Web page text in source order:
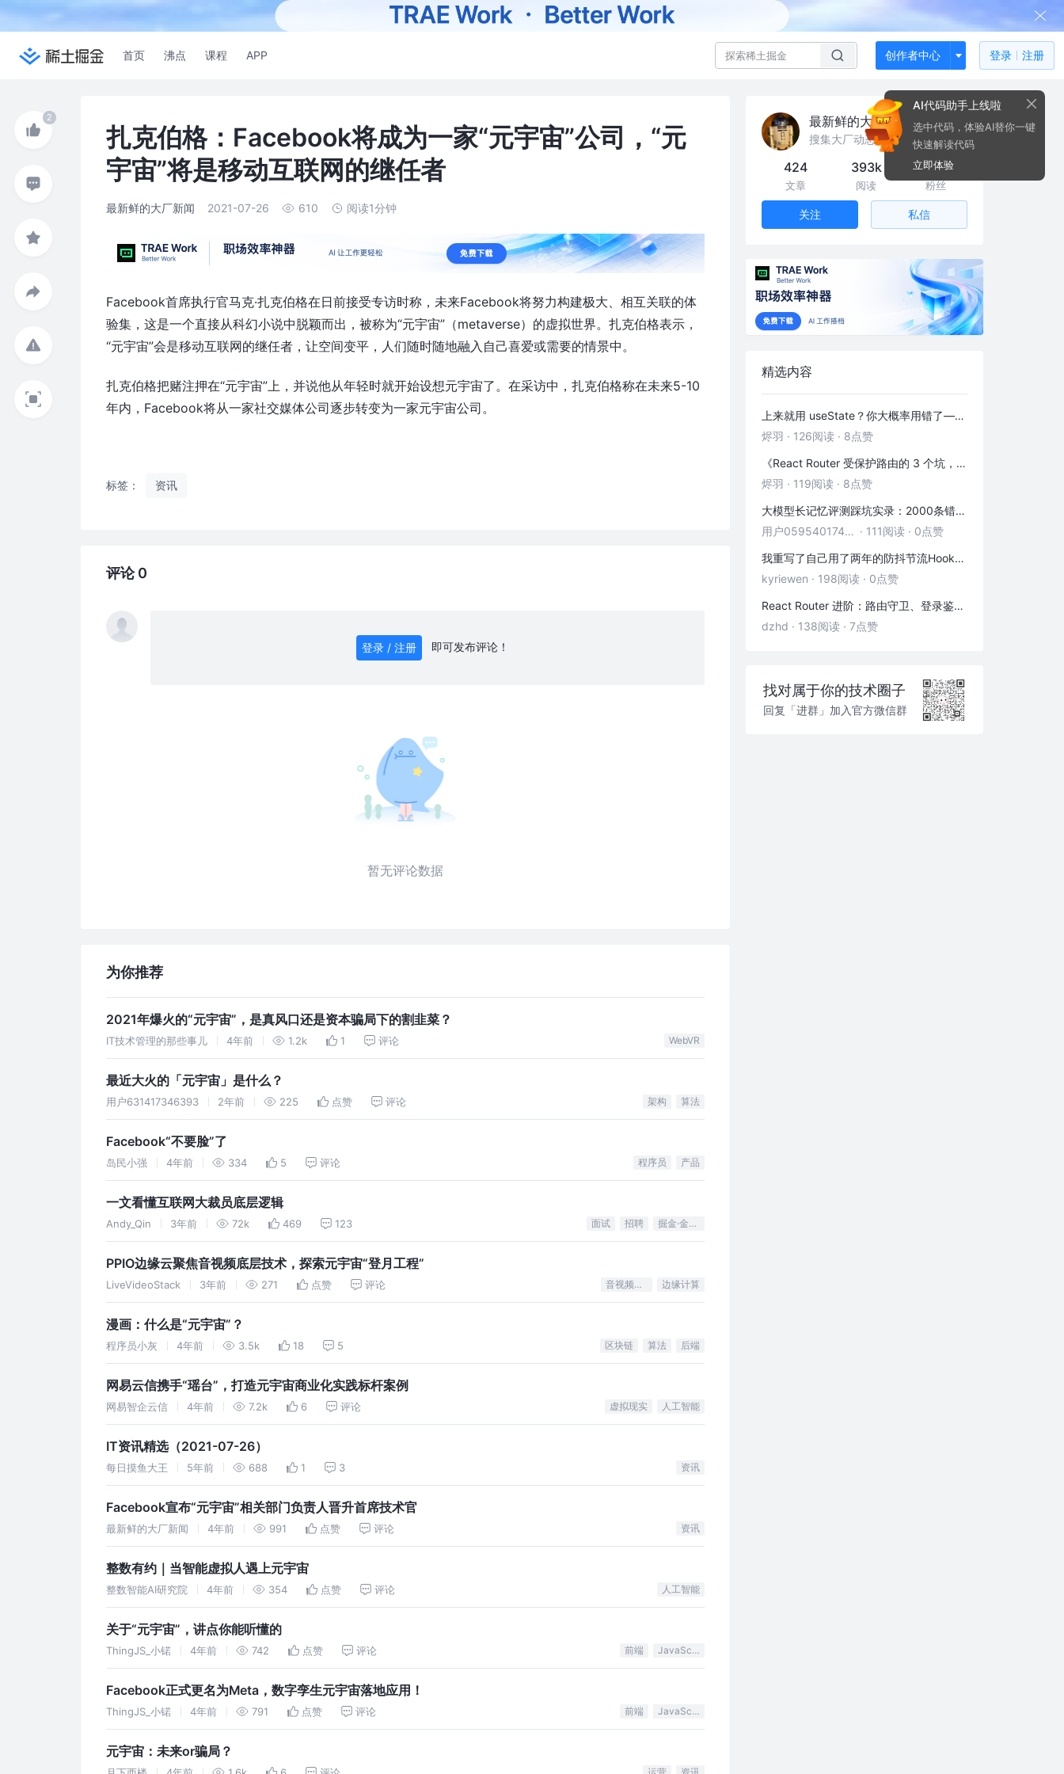
首页 沸点 课程 APP 创作者中心 登录 注册
扎克伯格：Facebook将成为一家“元宇宙”公司，“元
宇宙”将是移动互联网的继任者
最新鲜的大厂新闻 2021-07-26 610 阅读1分钟
Facebook首席执行官马克·扎克伯格在日前接受专访时称，未来Facebook将努力构建极大、相互关联的体
验集，这是一个直接从科幻小说中脱颖而出，被称为“元宇宙”（metaverse）的虚拟世界。扎克伯格表示，
“元宇宙”会是移动互联网的继任者，让空间变平，人们随时随地融入自己喜爱或需要的情景中。
扎克伯格把赌注押在“元宇宙”上，并说他从年轻时就开始设想元宇宙了。在采访中，扎克伯格称在未来5-10
年内，Facebook将从一家社交媒体公司逐步转变为一家元宇宙公司。
标签： 资讯
评论 0
登录 / 注册 即可发布评论！
暂无评论数据
最新鲜的大厂新闻
搜集大厂动态、八卦，求关注/点赞 @机器人
424
文章
393k
阅读
94
粉丝
关注 私信
精选内容
上来就用 useState？你大概率用错了——useRef 的三种正确打开方式
烬羽 · 126阅读 · 8点赞
《React Router 受保护路由的 3 个坑，第 2 个 90% 的人都踩过》
烬羽 · 119阅读 · 8点赞
大模型长记忆评测踩坑实录：2000条错位记忆，让我排查了整整3小时
用户05954017446 · 111阅读 · 0点赞
我重写了自己用了两年的防抖节流Hook——发现里面藏着3个隐藏bug
kyriewen · 198阅读 · 0点赞
React Router 进阶：路由守卫、登录鉴权与状态传递
dzhd · 138阅读 · 7点赞
找对属于你的技术圈子
回复「进群」加入官方微信群
为你推荐
2021年爆火的“元宇宙”，是真风口还是资本骗局下的割韭菜？
IT技术管理的那些事儿 4年前 1.2k 1 评论 WebVR
最近大火的「元宇宙」是什么？
用户631417346393 2年前 225 点赞 评论 架构 算法
Facebook“不要脸”了
岛民小强 4年前 334 5 评论 程序员 产品
一文看懂互联网大裁员底层逻辑
Andy_Qin 3年前 72k 469 123 面试 招聘 掘金·金石计划
PPIO边缘云聚焦音视频底层技术，探索元宇宙“登月工程”
LiveVideoStack 3年前 271 点赞 评论 音视频开发 边缘计算
漫画：什么是“元宇宙”？
程序员小灰 4年前 3.5k 18 5 区块链 算法 后端
网易云信携手“瑶台”，打造元宇宙商业化实践标杆案例
网易智企云信 4年前 7.2k 6 评论 虚拟现实 人工智能
IT资讯精选（2021-07-26）
每日摸鱼大王 5年前 688 1 3 资讯
Facebook宣布“元宇宙”相关部门负责人晋升首席技术官
最新鲜的大厂新闻 4年前 991 点赞 评论 资讯
整数有约｜当智能虚拟人遇上元宇宙
整数智能AI研究院 4年前 354 点赞 评论 人工智能
关于“元宇宙”，讲点你能听懂的
ThingJS_小锘 4年前 742 点赞 评论 前端 JavaScript
Facebook正式更名为Meta，数字孪生元宇宙落地应用！
ThingJS_小锘 4年前 791 点赞 评论 前端 JavaScript
元宇宙：未来or骗局？
AI代码助手上线啦
选中代码，体验AI替你一键
快速解读代码
立即体验